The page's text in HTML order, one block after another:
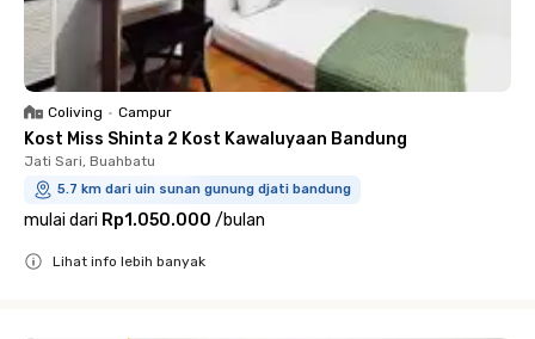
Coliving • Campur
Kost Miss Shinta 2 Kost Kawaluyaan Bandung
Jati Sari, Buahbatu
5.7 km dari uin sunan gunung djati bandung
mulai dari Rp1.050.000 /bulan
Lihat info lebih banyak